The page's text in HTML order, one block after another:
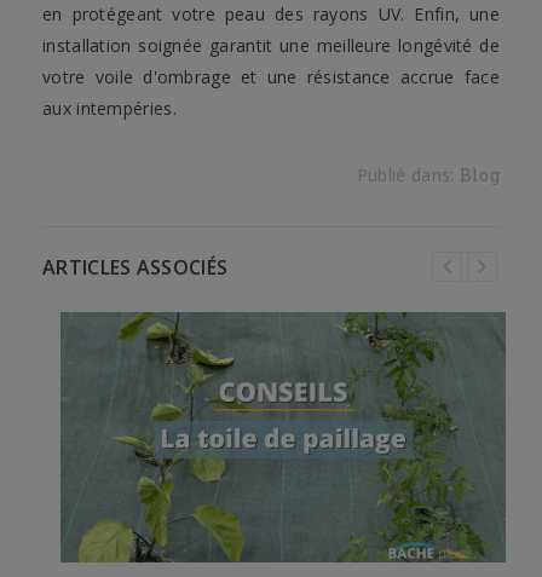
en protégeant votre peau des rayons UV. Enfin, une
installation soignée garantit une meilleure longévité de
votre voile d'ombrage et une résistance accrue face
aux intempéries.
Publié dans: Blog
ARTICLES ASSOCIÉS